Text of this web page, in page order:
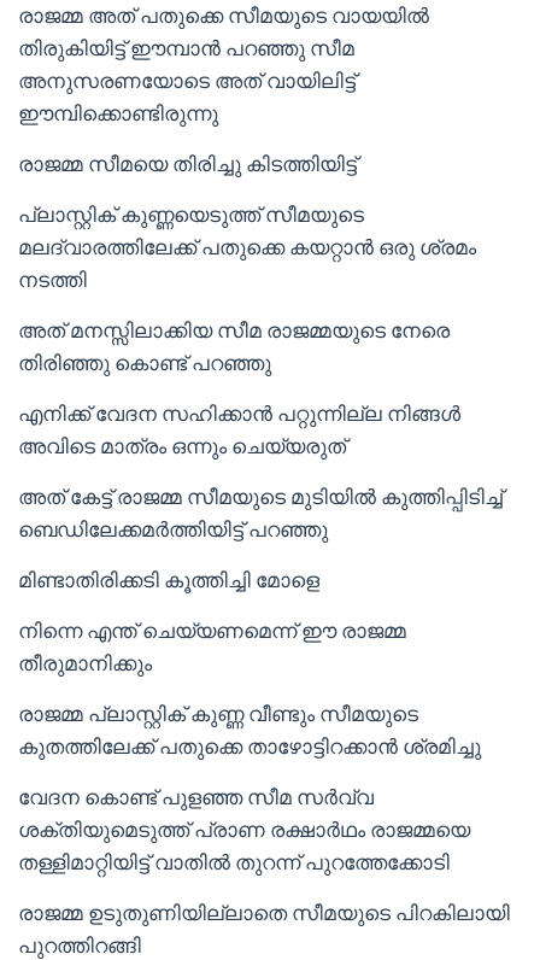
രാജമ്മ അത് പതുക്കെ സീമയുടെ വായയിൽ
തിരുകിയിട്ട് ഈമ്പാൻ പറഞ്ഞു സീമ
അനുസരണയോടെ അത് വായിലിട്ട്
ഈമ്പിക്കൊണ്ടിരുന്നു
രാജമ്മ സീമയെ തിരിച്ചു കിടത്തിയിട്ട്
പ്ലാസ്റ്റിക് കുണ്ണയെടുത്ത് സീമയുടെ
മലദ്വാരത്തിലേക്ക് പതുക്കെ കയറ്റാൻ ഒരു ശ്രമം
നടത്തി
അത് മനസ്സിലാക്കിയ സീമ രാജമ്മയുടെ നേരെ
തിരിഞ്ഞു കൊണ്ട് പറഞ്ഞു
എനിക്ക് വേദന സഹിക്കാൻ പറ്റുന്നില്ല നിങ്ങൾ
അവിടെ മാത്രം ഒന്നും ചെയ്യരുത്
അത് കേട്ട് രാജമ്മ സീമയുടെ മുടിയിൽ കുത്തിപ്പിടിച്ച്
ബെഡിലേക്കമർത്തിയിട്ട് പറഞ്ഞു
മിണ്ടാതിരിക്കടി കൂത്തിച്ചി മോളെ
നിന്നെ എന്ത് ചെയ്യണമെന്ന് ഈ രാജമ്മ
തീരുമാനിക്കും
രാജമ്മ പ്ലാസ്റ്റിക് കുണ്ണ വീണ്ടും സീമയുടെ
കുതത്തിലേക്ക് പതുക്കെ താഴോട്ടിറക്കാൻ ശ്രമിച്ചു
വേദന കൊണ്ട് പുളഞ്ഞ സീമ സർവ്വ
ശക്തിയുമെടുത്ത് പ്രാണ രക്ഷാർഥം രാജമ്മയെ
തള്ളിമാറ്റിയിട്ട് വാതിൽ തുറന്ന് പുറത്തേക്കോടി
രാജമ്മ ഉടുതുണിയില്ലാതെ സീമയുടെ പിറകിലായി
പുറത്തിറങ്ങി